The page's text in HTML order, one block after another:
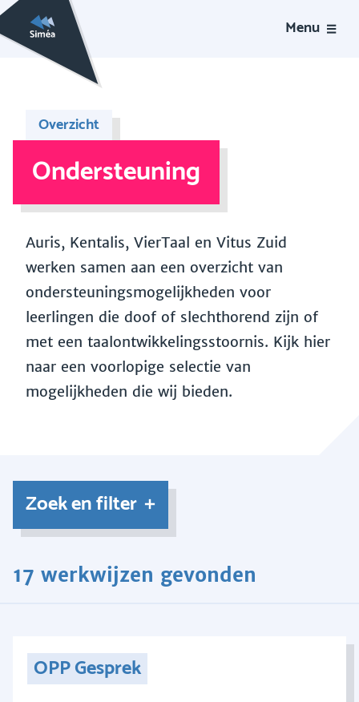
Menu
Overzicht
Ondersteuning
Auris, Kentalis, VierTaal en Vitus Zuid
werken samen aan een overzicht van
ondersteuningsmogelijkheden voor
leerlingen die doof of slechthorend zijn of
met een taalontwikkelingsstoornis. Kijk hier
naar een voorlopige selectie van
mogelijkheden die wij bieden.
Zoek en filter
17 werkwijzen gevonden
OPP Gesprek